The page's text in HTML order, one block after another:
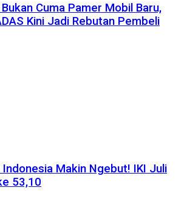
Cuma Pamer Mobil Baru,
Kini Jadi Rebutan Pembeli
Makin Ngebut! IKI Juli
53,10